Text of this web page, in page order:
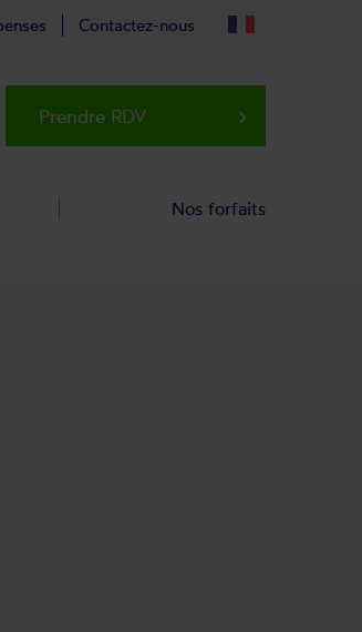
Contactez-nous
Prendre RDV keyboard_arrow_right
Nos forfaits